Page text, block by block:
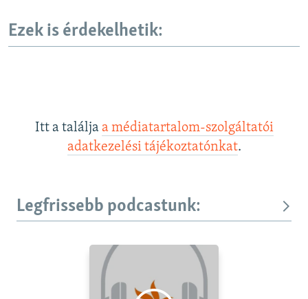
Ezek is érdekelhetik:
Itt a találja a médiatartalom-szolgáltatói
adatkezelési tájékoztatónkat.
Legfrissebb podcastunk: